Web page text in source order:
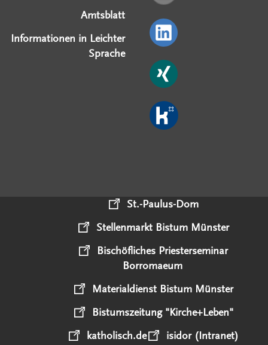
Amtsblatt
Informationen in Leichter
Sprache
St.-Paulus-Dom
Stellenmarkt Bistum Münster
Bischöfliches Priesterseminar
Borromaeum
Materialdienst Bistum Münster
Bistumszeitung "Kirche+Leben"
katholisch.de
isidor (Intranet)